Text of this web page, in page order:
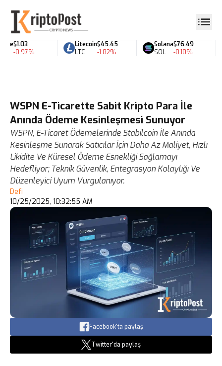
$1.03
-0.97%
Litecoin
LTC
$45.45
-1.82%
Solana
SOL
$76.49
-0.10%
WSPN E-Ticarette Sabit Kripto Para İle
Anında Ödeme Kesinleşmesi Sunuyor
WSPN, E-Ticaret Ödemelerinde Stabilcoin İle Anında
Kesinleşme Sunarak Satıcılar İçin Daha Az Maliyet, Hızlı
Likidite Ve Küresel Ödeme Esnekliği Sağlamayı
Hedefliyor; Teknik Güvenlik, Entegrasyon Kolaylığı Ve
Düzenleyici Uyum Vurgulanıyor.
Defi
10/25/2025, 10:32:55 AM
Facebook'ta paylaş
Twitter'da paylaş